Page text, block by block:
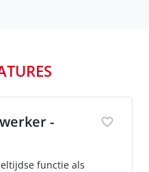
-
functie als